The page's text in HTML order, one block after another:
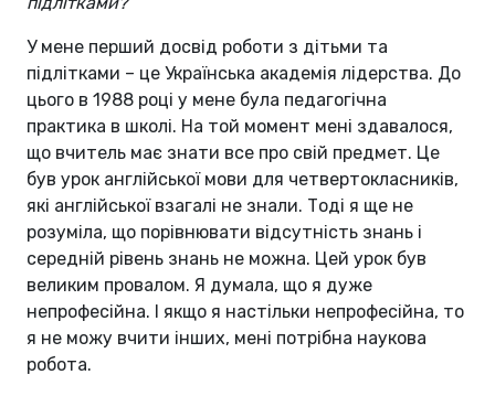
У мене перший досвід роботи з дітьми та
підлітками – це Українська академія лідерства. До
цього в 1988 році у мене була педагогічна
практика в школі. На той момент мені здавалося,
що вчитель має знати все про свій предмет. Це
був урок англійської мови для четвертокласників,
які англійської взагалі не знали. Тоді я ще не
розуміла, що порівнювати відсутність знань і
середній рівень знань не можна. Цей урок був
великим провалом. Я думала, що я дуже
непрофесійна. І якщо я настільки непрофесійна, то
я не можу вчити інших, мені потрібна наукова
робота.